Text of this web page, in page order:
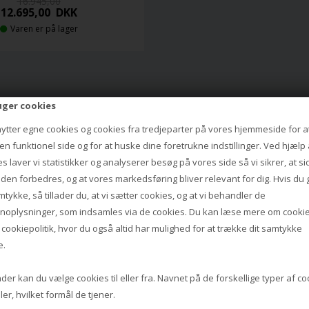
cookies
egne cookies og cookies fra tredjeparter på vores hjemmeside for
funktionel side og for at huske dine foretrukne indstillinger. Ved hjælp
laver vi statistikker og analyserer besøg på vores side så vi sikrer, at
forbedres, og at vores markedsføring bliver relevant for dig. Hvis du
så tillader du, at vi sætter cookies, og at vi behandler de
som indsamles via de cookies. Du kan læse mere om
cookiepolitik , hvor du også altid har mulighed for at trække dit samtykke
kan du vælge cookies til eller fra. Navnet på de forskellige typer af
hvilket formål de tjener.
12.695,00DKK
Varen er på lager
Se hvad vores kunder mener
4.8 ud af 5 baseret på800+ anmeldelser
i
ventetid
levende
God pris og hurtigt levering
hjemmesiden, var præcis den
PH lampe
Jeg har
er meget
købet har